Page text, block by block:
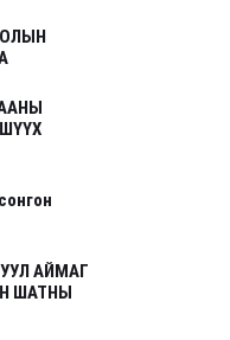
АЙМАГ
ШАТНЫ